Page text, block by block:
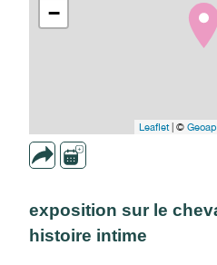
−
Leaflet| ©
exposition sur le
histoire intime